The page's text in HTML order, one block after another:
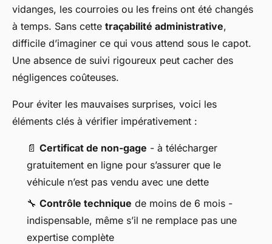
vidanges, les courroies ou les freins ont été changés
à temps. Sans cette traçabilité administrative,
difficile d’imaginer ce qui vous attend sous le capot.
Une absence de suivi rigoureux peut cacher des
négligences coûteuses.
Pour éviter les mauvaises surprises, voici les
éléments clés à vérifier impérativement :
📄 Certificat de non-gage - à télécharger
gratuitement en ligne pour s’assurer que le
véhicule n’est pas vendu avec une dette
🔧 Contrôle technique de moins de 6 mois -
indispensable, même s’il ne remplace pas une
expertise complète